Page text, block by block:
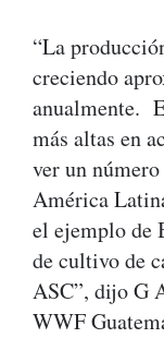
“La
creciendo
anualmente.
más altas en
ver un
América
el ejemplo de
de cultivo de
ASC”, dijo G
WWF